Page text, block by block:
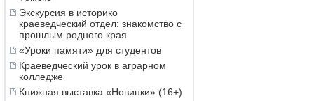
Экскурсия в историко
краеведческий отдел: знакомство с
прошлым родного края
«Уроки памяти» для студентов
Краеведческий урок в аграрном
колледже
Книжная выставка «Новинки» (16+)